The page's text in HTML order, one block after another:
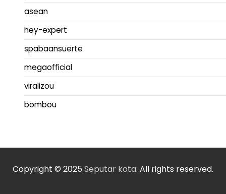
asean
hey-expert
spabaansuerte
megaofficial
viralizou
bombou
Copyright © 2025 Seputar kota. All rights reserved.